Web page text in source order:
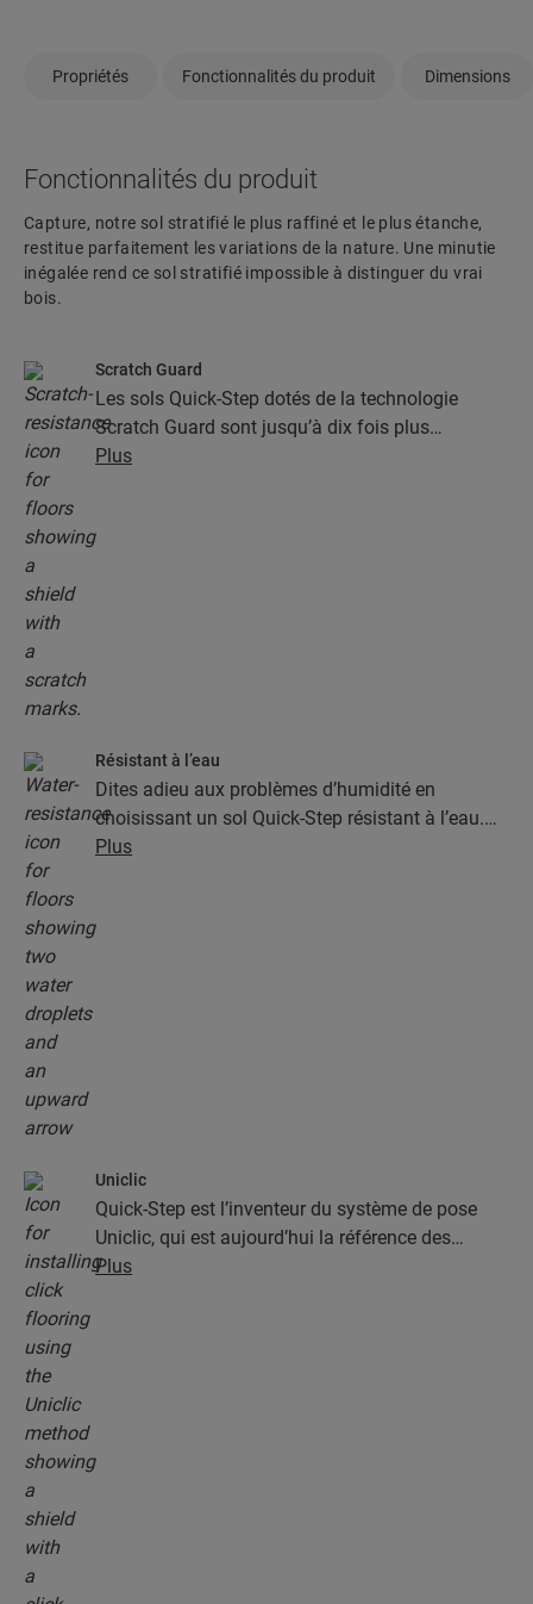
Propriétés Fonctionnalités du produit Dimensions
Fonctionnalités du produit
Capture, notre sol stratifié le plus raffiné et le plus étanche,
restitue parfaitement les variations de la nature. Une minutie
inégalée rend ce sol stratifié impossible à distinguer du vrai
bois.
Scratch Guard
Les sols Quick-Step dotés de la technologie
Scratch Guard sont jusqu’à dix fois plus
résistants aux rayures que les autres sols.
Plus
Résistant à l’eau
Dites adieu aux problèmes d’humidité en
choisissant un sol Quick-Step résistant à l’eau.
Ces sols sont non seulement élégants et naturels,
Plus
Uniclic
Quick-Step est l’inventeur du système de pose
Uniclic, qui est aujourd’hui la référence des
systèmes de pose par encliquetage. Utilisez le
Plus